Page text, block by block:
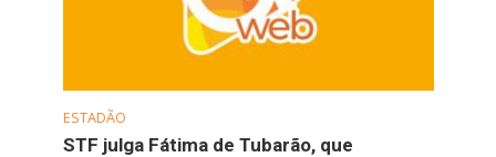
ESTADÃO
STF julga Fátima de Tubarão, que